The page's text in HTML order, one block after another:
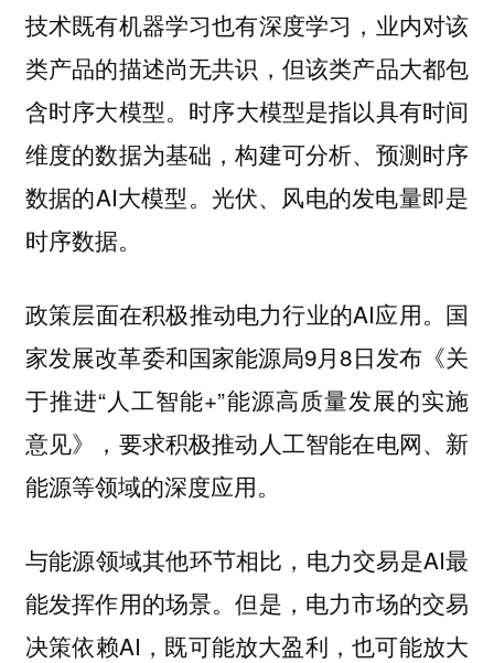
技术既有机器学习也有深度学习，业内对该
类产品的描述尚无共识，但该类产品大都包
含时序大模型。 时序大模型是指以具有时间
维度的数据为基础，构建可分析、预测时序
数据的AI大模型。光伏、风电的发电量即是
时序数据。
政策层面在积极推动电力行业的AI应用。国
家发展改革委和国家能源局9月8日发布《关
于推进“人工智能+”能源高质量发展的实施
意见》，要求积极推动人工智能在电网、新
能源等领域的深度应用。
与能源领域其他环节相比，电力交易是AI最
能发挥作用的场景。但是，电力市场的交易
决策依赖AI，既可能放大盈利，也可能放大